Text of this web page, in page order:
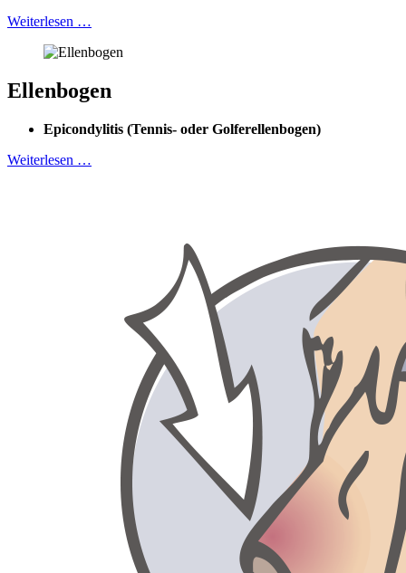
Weiterlesen …
Ellenbogen
Epicondylitis (Tennis- oder Golferellenbogen)
Weiterlesen …